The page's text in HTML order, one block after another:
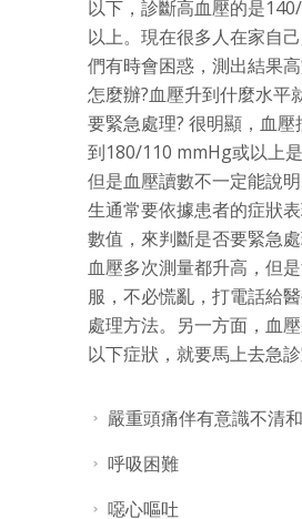
以下，診斷高血壓的是
以上。現在很多人在家自
們有時會困惑，測出結果
怎麼辦?血壓升到什麼水平
要緊急處理? 很明顯，血
到180/110 mmHg或以上
但是血壓讀數不一定能說
生通常要依據患者的症狀
數值，來判斷是否要緊急
血壓多次測量都升高，但
服，不必慌亂，打電話給
處理方法。另一方面，血
以下症狀，就要馬上去急診
嚴重頭痛伴有意識不清
呼吸困難
噁心嘔吐